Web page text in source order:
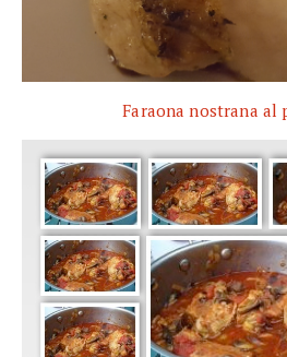
Faraona nostrana al